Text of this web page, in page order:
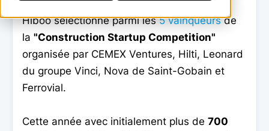
Hiboo sélectionné parmi les5 vainqueursde
la "Construction Startup Competition"
organisée par CEMEX Ventures, Hilti, Leonard
du groupe Vinci, Nova de Saint-Gobain et
Ferrovial.
Cette année avec initialement plus de 700